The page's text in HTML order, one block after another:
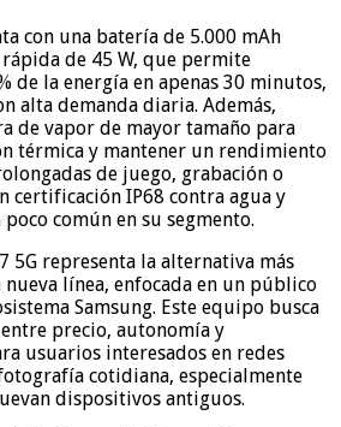
con una batería de 5.000 mAh
de 45 W, que permite
de la energía en apenas 30 minutos,
alta demanda diaria. Además,
de vapor de mayor tamaño para
térmica y mantener un rendimiento
de juego, grabación o
certificación IP68 contra agua y
común en su segmento.
5G representa la alternativa más
línea, enfocada en un público
Samsung. Este equipo busca
precio, autonomía y
usuarios interesados en redes
cotidiana, especialmente
dispositivos antiguos.